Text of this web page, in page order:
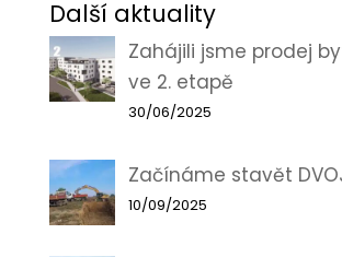
Další aktuality
Zahájili jsme prodej
ve 2. etapě
30/06/2025
Začínáme stavět
10/09/2025